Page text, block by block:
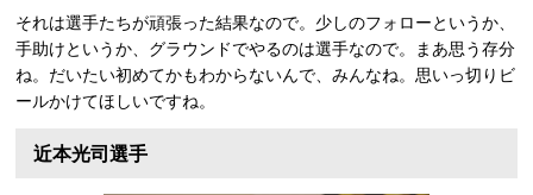
それは選手たちが頑張った結果なので。少しのフォローというか、
手助けというか、グラウンドでやるのは選手なので。まあ思う存分
ね。だいたい初めてかもわからないんで、みんなね。思いっ切りビ
ールかけてほしいですね。
近本光司選手